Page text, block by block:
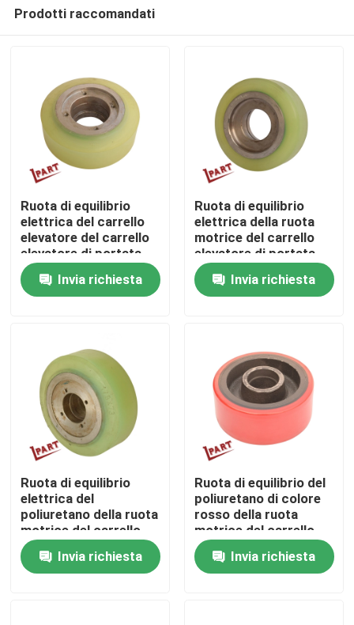
Casa
Prodotti
Video
Giro della fabbrica
Controllo di qualità
Contattici
Notizie
Richieda una citazione
Prodotti raccomandati
Ruota di equilibrio
elettrica del carrello
elevatore del carrello
elevatore di portata
6FBR 178x73x72mm
Invia richiesta
Ruota di equilibrio
elettrica della ruota
motrice del carrello
elevatore di portata
178x73x72mm
Invia richiesta
Ruota di equilibrio
elettrica del
poliuretano della ruota
motrice del carrello
elevatore di portata
178x73mmInvia richiesta
Ruota di equilibrio del
poliuretano di colore
rosso della ruota
motrice del carrello
elevatore
150x60x47mm
Invia richiesta